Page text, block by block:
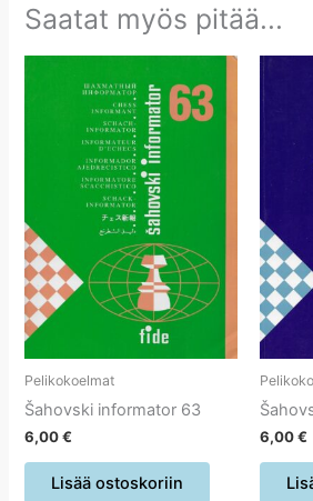
Saatat myös pitää...
Pelikokoelmat
Šahovski informator 63
6,00€
Lisää ostoskoriin
6,00€